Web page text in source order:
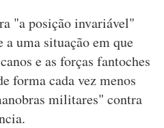
"a posição invariável"
uma situação em que
e as forças fantoches
forma cada vez menos
militares" contra